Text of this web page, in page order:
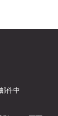
件中